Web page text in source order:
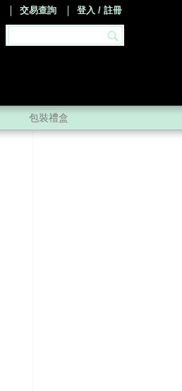
交易查詢 登入 / 註冊
包裝禮盒